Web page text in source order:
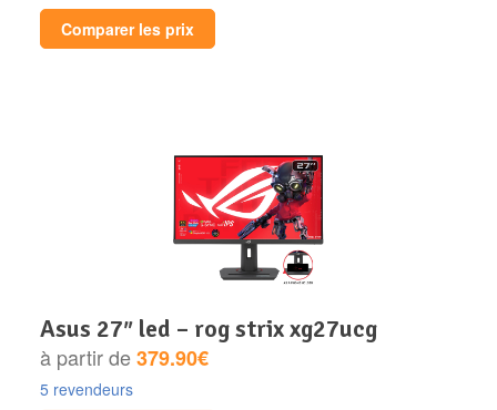
Comparer les prix
asus 27″ led – rog strix xg27ucg
à partir de379.90€
5 revendeurs